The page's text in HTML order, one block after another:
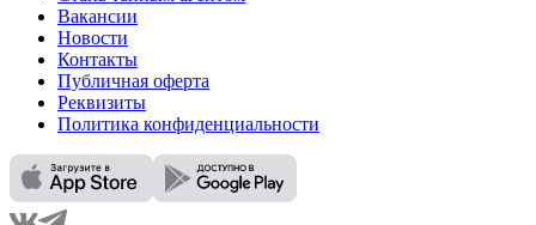
Вакансии
Новости
Контакты
Публичная оферта
Реквизиты
Политика конфиденциальности